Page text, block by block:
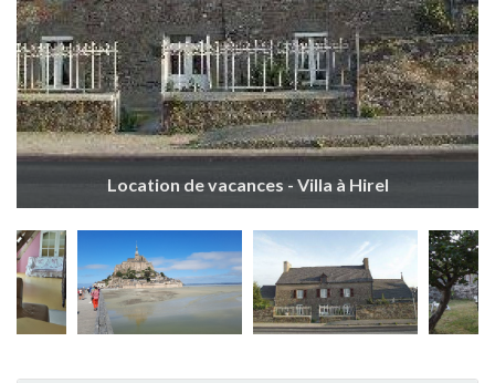
Location de vacances - Villa à Hirel